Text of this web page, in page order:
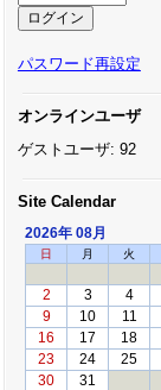
パスワード再設定
オンラインユーザ
ゲストユーザ: 92
Site Calendar
2026年 08月
日 月 火
2
3 4
9
10 11
16
17 18
23
24 25
30
31